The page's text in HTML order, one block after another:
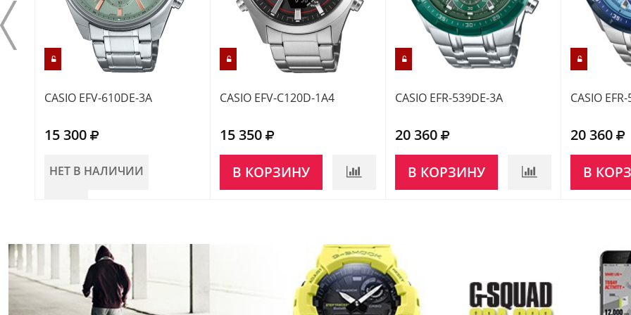
CASIO EFV-610DE-3A
15 300
НЕТ В НАЛИЧИИ
CASIO EFV-C120D-1A4
15 350
В КОРЗИНУ
CASIO EFR-539DE-3A
20 360
В КОРЗИНУ
CASIO
20 360
В